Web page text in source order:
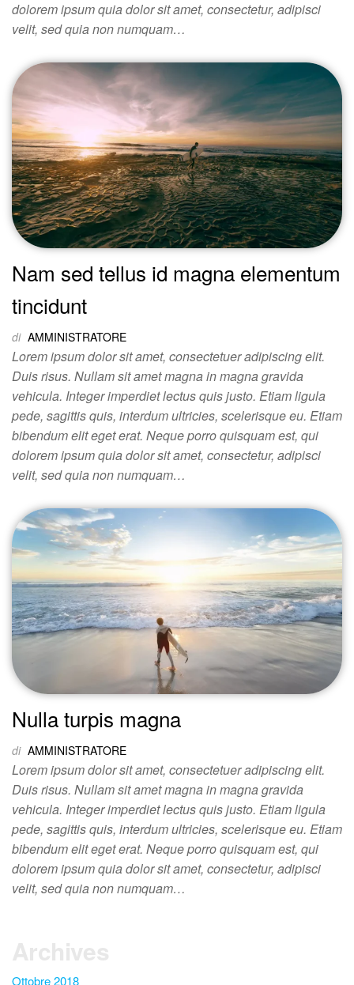
dolorem ipsum quia dolor sit amet, consectetur, adipisci
velit, sed quia non numquam…
Nam sed tellus id magna elementum
tincidunt
di AMMINISTRATORE
Lorem ipsum dolor sit amet, consectetuer adipiscing elit.
Duis risus. Nullam sit amet magna in magna gravida
vehicula. Integer imperdiet lectus quis justo. Etiam ligula
pede, sagittis quis, interdum ultricies, scelerisque eu. Etiam
bibendum elit eget erat. Neque porro quisquam est, qui
dolorem ipsum quia dolor sit amet, consectetur, adipisci
velit, sed quia non numquam…
Nulla turpis magna
di AMMINISTRATORE
Lorem ipsum dolor sit amet, consectetuer adipiscing elit.
Duis risus. Nullam sit amet magna in magna gravida
vehicula. Integer imperdiet lectus quis justo. Etiam ligula
pede, sagittis quis, interdum ultricies, scelerisque eu. Etiam
bibendum elit eget erat. Neque porro quisquam est, qui
dolorem ipsum quia dolor sit amet, consectetur, adipisci
velit, sed quia non numquam…
Ottobre 2018